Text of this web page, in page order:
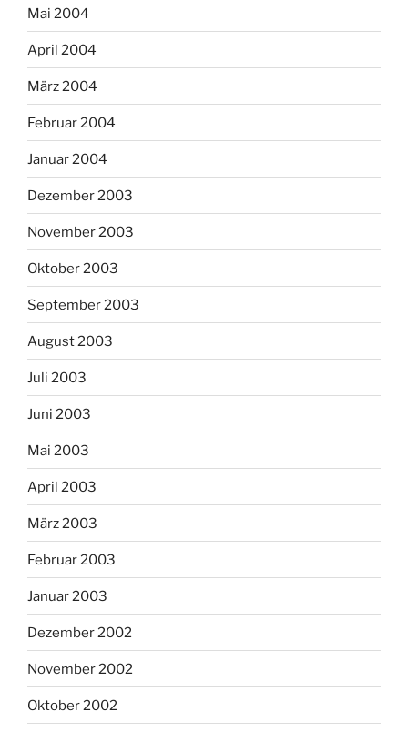
Mai 2004
April 2004
März 2004
Februar 2004
Januar 2004
Dezember 2003
November 2003
Oktober 2003
September 2003
August 2003
Juli 2003
Juni 2003
Mai 2003
April 2003
März 2003
Februar 2003
Januar 2003
Dezember 2002
November 2002
Oktober 2002